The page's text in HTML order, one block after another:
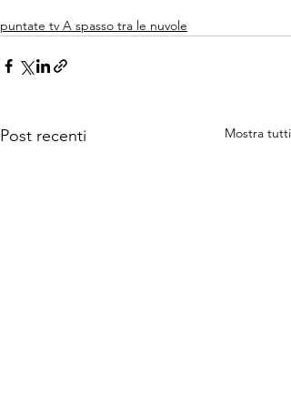
puntate tv A spasso tra le nuvole
Post recenti Mostra tutti